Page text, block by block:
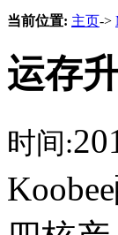
当前位置: 主页->
运存
时间: